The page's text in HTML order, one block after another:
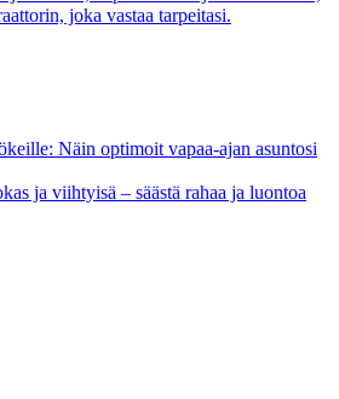
joka vastaa tarpeitasi.
Näin optimoit vapaa-ajan asuntosi
ja viihtyisä – säästä rahaa ja luontoa